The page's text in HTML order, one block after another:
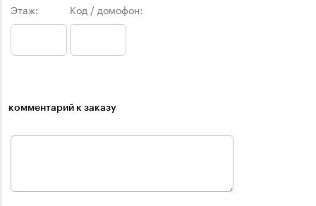
Этаж: Код / домофон:
комментарий к заказу